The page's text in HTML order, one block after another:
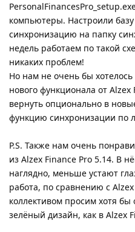
компьютеры. Настроили
синхронизацию на папку
недель работаем по такой
никаких проблем!
Но нам не очень бы хотелось
нового функционала от
вернуть опционально в
функцию синхронизации по
P.S. Также нам очень
из Alzex Finance Pro 5.14. В
наглядно, меньше устают
работа, по сравнению с
коллективом просим хотя
зелёный дизайн, как в Alzex